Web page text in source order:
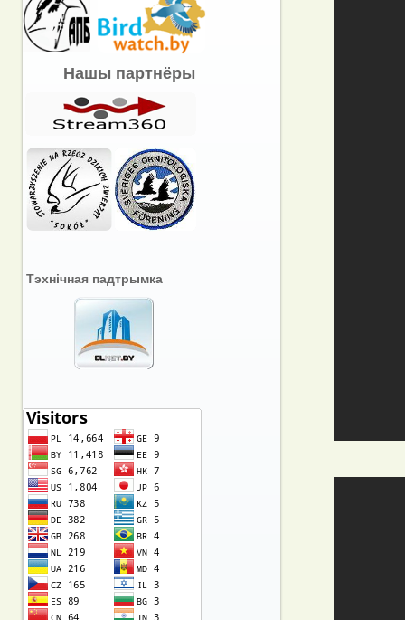
Нашы партнёры
Тэхнічная падтрымка